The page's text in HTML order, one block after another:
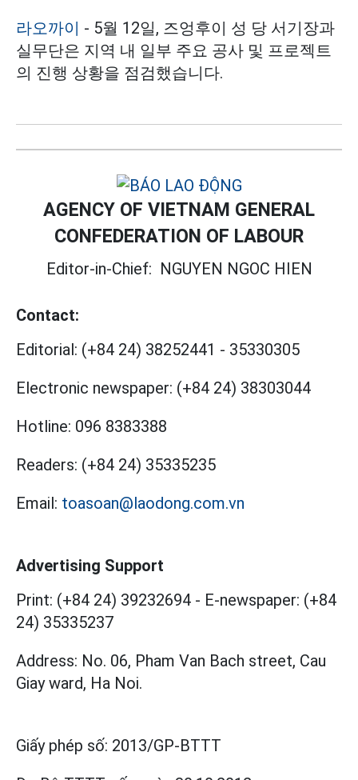
라오까이 - 5월 12일, 즈엉후이 성 당 서기장과
실무단은 지역 내 일부 주요 공사 및 프로젝트
의 진행 상황을 점검했습니다.
AGENCY OF VIETNAM GENERAL
CONFEDERATION OF LABOUR
Editor-in-Chief: NGUYEN NGOC HIEN
Contact:
Editorial: (+84 24) 38252441 - 35330305
Electronic newspaper: (+84 24) 38303044
Hotline: 096 8383388
Readers: (+84 24) 35335235
Email: toasoan@laodong.com.vn
Advertising Support
Print: (+84 24) 39232694 - E-newspaper: (+84
24) 35335237
Address: No. 06, Pham Van Bach street, Cau
Giay ward, Ha Noi.
Giấy phép số: 2013/GP-BTTT